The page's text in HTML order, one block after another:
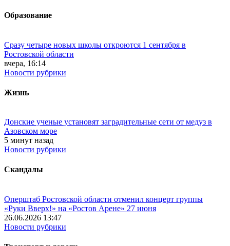
Образование
Сразу четыре новых школы откроются 1 сентября в
Ростовской области
вчера, 16:14
Новости рубрики
Жизнь
Донские ученые установят заградительные сети от медуз в
Азовском море
5 минут назад
Новости рубрики
Скандалы
Оперштаб Ростовской области отменил концерт группы
«Руки Вверх!» на «Ростов Арене» 27 июня
26.06.2026 13:47
Новости рубрики